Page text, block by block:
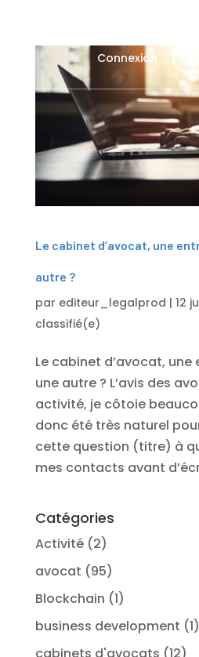
Connexion
Le cabinet d’avocat, une
autre ?
par editeur_legalprod | 12
classifié(e)
Le cabinet d’avocat,
une autre ? L’avis des
activité, je côtoie
donc été très naturel
cette question (titre) à
mes contacts avant
Catégories
Activité(2)
avocat (95)
Blockchain (1)
business development (1)
cabinets d'avocats (12)